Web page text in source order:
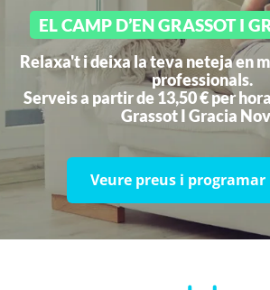
EL CAMP D’EN GRASSOT I
Relaxa't i deixa la teva neteja en
professionals.
Serveis a partir de 13,50 € per
Grassot I Gracia
Veure preus i programar